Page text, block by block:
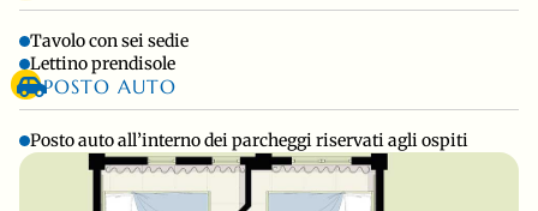
Tavolo con sei sedie
Lettino prendisole
POSTO AUTO
Posto auto all’interno dei parcheggi riservati agli ospiti